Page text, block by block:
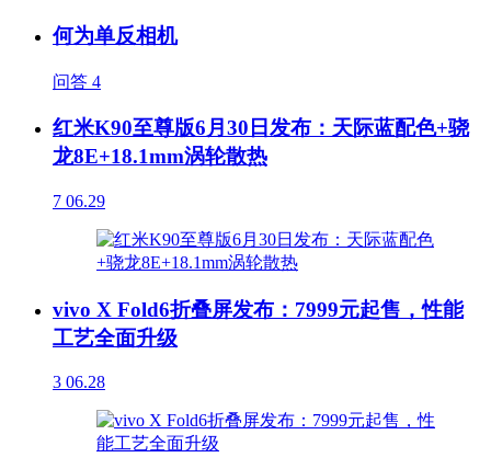
何为单反相机
问答 4
红米K90至尊版6月30日发布：天际蓝配色+骁
龙8E+18.1mm涡轮散热
7 06.29
vivo X Fold6折叠屏发布：7999元起售，性能
工艺全面升级
3 06.28